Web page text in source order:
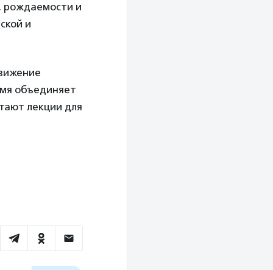
рождаемости и
и
объединяет
лекции для